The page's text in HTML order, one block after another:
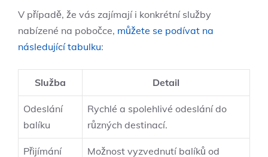
V případě, že vás zajímají i konkrétní služby
nabízené na pobočce, můžete se podívat na
následující tabulku:
Služba Detail
Odeslání
balíku
Rychlé a spolehlivé odeslání do
různých destinací.
Přijímání
Možnost vyzvednutí balíků od